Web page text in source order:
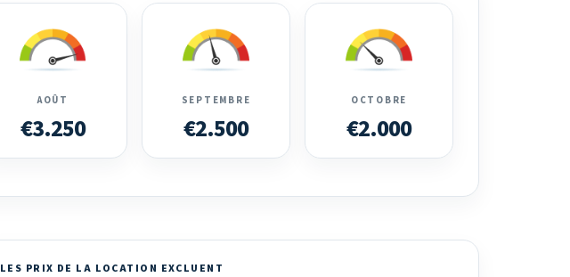
AOÛT
€3.250
SEPTEMBRE
€2.500
OCTOBRE
€2.000
LES PRIX DE LA LOCATION EXCLUENT